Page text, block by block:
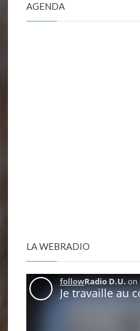
AGENDA
LA WEBRADIO